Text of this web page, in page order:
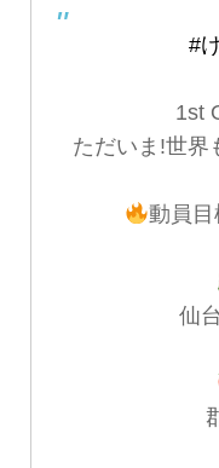
#
1st
ただいま!世界
動員目
仙